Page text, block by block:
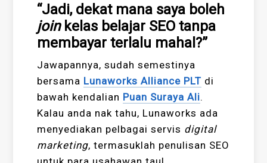
“Jadi, dekat mana saya boleh
joinkelas belajar SEO tanpa
membayar terlalu mahal?”
Jawapannya, sudah semestinya
bersama Lunaworks Alliance PLT di
bawah kendalian Puan Suraya Ali.
Kalau anda nak tahu, Lunaworks ada
menyediakan pelbagai servis digital
marketing, termasuklah penulisan SEO